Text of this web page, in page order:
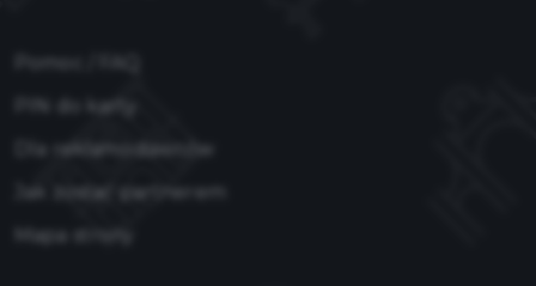
PIN do karty
Dla reklamodawców
Jak zostać partnerem
Mapa strony